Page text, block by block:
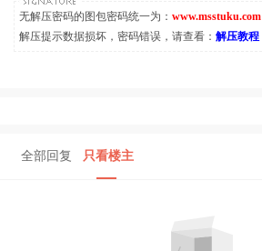
无解压密码的图包密码统一为： www.msstuku.com
解压提示数据损坏，密码错误，请查看： 解压教程
全部回复 只看楼主